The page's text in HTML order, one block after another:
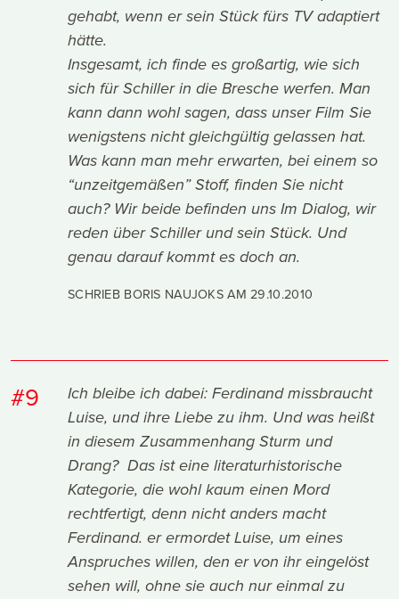
gehabt, wenn er sein Stück fürs TV adaptiert
hätte.
Insgesamt, ich finde es großartig, wie sich
sich für Schiller in die Bresche werfen. Man
kann dann wohl sagen, dass unser Film Sie
wenigstens nicht gleichgültig gelassen hat.
Was kann man mehr erwarten, bei einem so
“unzeitgemäßen” Stoff, finden Sie nicht
auch? Wir beide befinden uns Im Dialog, wir
reden über Schiller und sein Stück. Und
genau darauf kommt es doch an.
SCHRIEB BORIS NAUJOKS AM29.10.2010
#9
Ich bleibe ich dabei: Ferdinand missbraucht
Luise, und ihre Liebe zu ihm. Und was heißt
in diesem Zusammenhang Sturm und
Drang? Das ist eine literaturhistorische
Kategorie, die wohl kaum einen Mord
rechtfertigt, denn nicht anders macht
Ferdinand. er ermordet Luise, um eines
Anspruches willen, den er von ihr eingelöst
sehen will, ohne sie auch nur einmal zu